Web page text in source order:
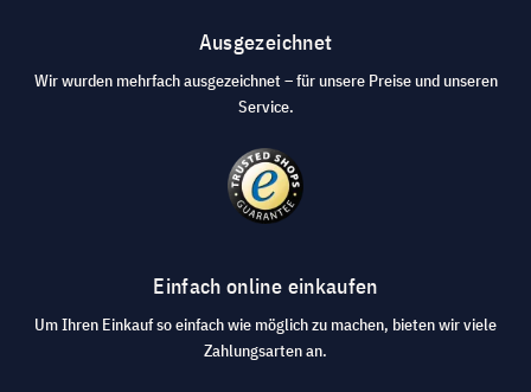
Ausgezeichnet
Wir wurden mehrfach ausgezeichnet – für unsere Preise und unseren
Service.
Einfach online einkaufen
Um Ihren Einkauf so einfach wie möglich zu machen, bieten wir viele
Zahlungsarten an.